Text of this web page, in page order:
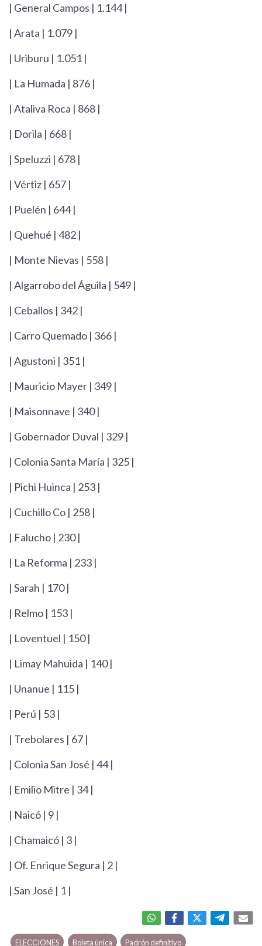
| General Campos | 1.144 |
| Arata | 1.079 |
| Uriburu | 1.051 |
| La Humada | 876 |
| Ataliva Roca | 868 |
| Dorila | 668 |
| Speluzzi | 678 |
| Vértiz | 657 |
| Puelén | 644 |
| Quehué | 482 |
| Monte Nievas | 558 |
| Algarrobo del Águila | 549 |
| Ceballos | 342 |
| Carro Quemado | 366 |
| Agustoni | 351 |
| Mauricio Mayer | 349 |
| Maisonnave | 340 |
| Gobernador Duval | 329 |
| Colonia Santa María | 325 |
| Pichi Huinca | 253 |
| Cuchillo Co | 258 |
| Falucho | 230 |
| La Reforma | 233 |
| Sarah | 170 |
| Relmo | 153 |
| Loventuel | 150 |
| Limay Mahuida | 140 |
| Unanue | 115 |
| Perú | 53 |
| Trebolares | 67 |
| Colonia San José | 44 |
| Emilio Mitre | 34 |
| Naicó | 9 |
| Chamaicó | 3 |
| Of. Enrique Segura | 2 |
| San José | 1 |
ELECCIONES Boleta única Padrón definitivo